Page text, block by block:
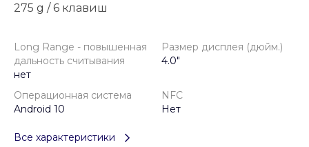
275 g / 6 клавиш
Long Range - повышенная
дальность считывания
нет
Размер дисплея (дюйм.)
4.0"
Операционная система
Android 10
NFC
Нет
Все характеристики